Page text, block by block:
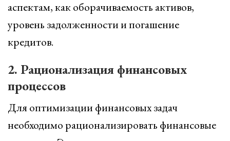
аспектам, как оборачиваемость активов,
уровень задолженности и погашение
кредитов.
2. Рационализация финансовых
процессов
Для оптимизации финансовых задач
необходимо рационализировать финансовые